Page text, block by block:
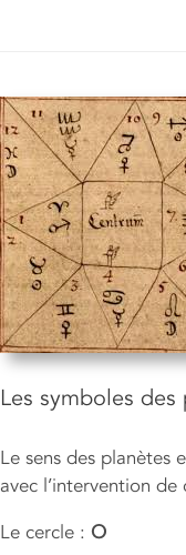
Les symboles des
Le sens des planètes
avec l’intervention
Le cercle : O